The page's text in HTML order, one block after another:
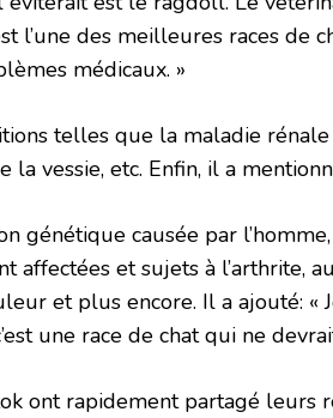
l’une des meilleures races de
médicaux. »
telles que la maladie
la vessie, etc. Enfin, il a
génétique causée par
affectées et sujets à l’arthrite,
et plus encore. Il a ajouté: «
une race de chat qui ne
ont ​​rapidement partagé leurs